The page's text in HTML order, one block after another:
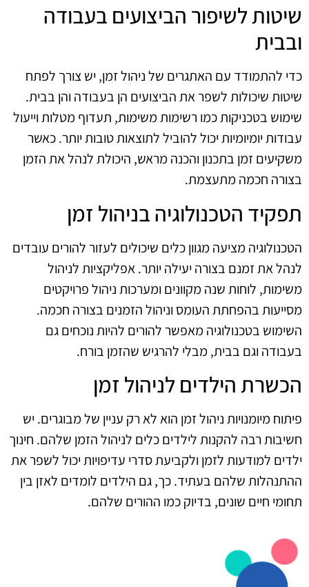
שיטות לשיפור הביצועים בעבודה
ובבית
כדי להתמודד עם האתגרים של ניהול זמן, יש צורך לפתח
שיטות שיכולות לשפר את הביצועים הן בעבודה והן בבית.
שימוש בטכניקות כמו רשימות משימות, תעדוף מטלות וייעול
עבודות יומיומיות יכול להוביל לתוצאות טובות יותר. כאשר
משקיעים זמן בתכנון והכנה מראש, היכולת לנהל את הזמן
בצורה חכמה מתעצמת.
תפקיד הטכנולוגיה בניהול זמן
הטכנולוגיה מציעה מגוון כלים שיכולים לעזור להורים עובדים
לנהל את זמנם בצורה יעילה יותר. אפליקציות לניהול
משימות, לוחות שנה מקוונים ומערכות ניהול פרויקטים
מסייעות בהפחתת העומס וניהול הזמנים בצורה חכמה.
השימוש בטכנולוגיה מאפשר להורים להיות נוכחים גם
בעבודה וגם בבית, מבלי להרגיש שהזמן בורח.
הכשרת הילדים לניהול זמן
פיתוח מיומנויות ניהול זמן הוא לא רק עניין של מבוגרים. יש
חשיבות רבה להקנות לילדים כלים לניהול הזמן שלהם. חינוך
ילדים למודעות לזמן ולקביעת סדרי עדיפויות יכול לשפר את
ההתנהלות שלהם בעתיד. כך, גם הילדים לומדים לאזן בין
תחומי חיים שונים, בדיוק כמו ההורים שלהם.